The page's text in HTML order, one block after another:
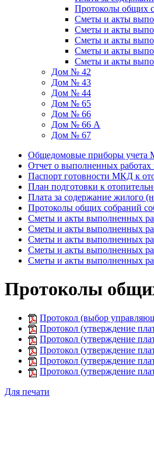
Протоколы общих
Сметы и акты
Сметы и акты
Сметы и акты
Сметы и акты
Сметы и акты
Дом № 42
Дом № 43
Дом № 44
Дом № 65
Дом № 66
Дом № 66 А
Дом № 67
Общедомовые приборы
Отчет о выполненных
Паспорт готовности МКД к
План подготовки к
Плата за содержание жилого
Протоколы общих собраний
Сметы и акты выполненных
Сметы и акты выполненных
Сметы и акты выполненных
Сметы и акты выполненных
Сметы и акты выполненных
Протоколы
Протокол (выбор
Протокол (утверждение
Протокол (утверждение
Протокол (утверждение
Протокол (утверждение
Протокол (утверждение
Для печати